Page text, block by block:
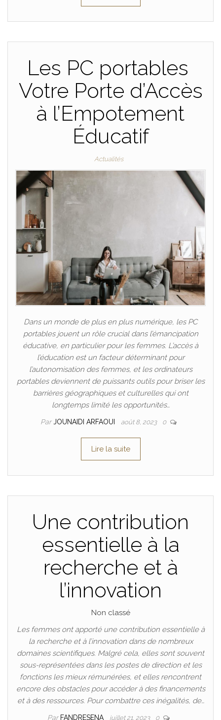
Les PC portables
Votre Porte d’Accès
à l’Empotement
Éducatif
Actualités
Dans un monde de plus en plus numérique, les PC
portables jouent un rôle crucial dans l’émancipation
éducative, en particulier pour les femmes. L’accès à
l’éducation est un facteur déterminant pour
l’autonomisation des femmes, et les ordinateurs
portables deviennent de puissants outils pour briser les
barrières géographiques et culturelles qui ont
longtemps limité les opportunités…
ParJOUNAIDI ARFAOUI août 8, 2023 0
Lire la suite
Une contribution
essentielle à la
recherche et à
l’innovation
Non classé
Les femmes ont apporté une contribution essentielle à
la recherche et à l’innovation dans de nombreux
domaines scientifiques. Malgré cela, elles sont souvent
sous-représentées dans les postes de direction et les
fonctions les mieux rémunérées, et elles rencontrent
encore des obstacles pour accéder à des financements
et à des ressources. Pour combattre ces inégalités, de…
Par FANDRESENA juillet 21, 2023 0